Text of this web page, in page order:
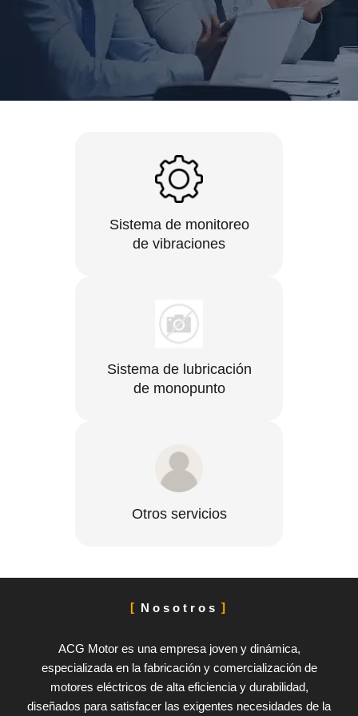
Sistema de monitoreo
de vibraciones
Sistema de lubricación
de monopunto
Otros servicios
Nosotros
ACG Motor es una empresa joven y dinámica,
especializada en la fabricación y comercialización de
motores eléctricos de alta eficiencia y durabilidad,
diseñados para satisfacer las exigentes necesidades de la